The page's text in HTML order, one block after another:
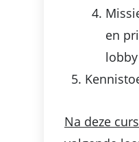
en
lobby
Na deze